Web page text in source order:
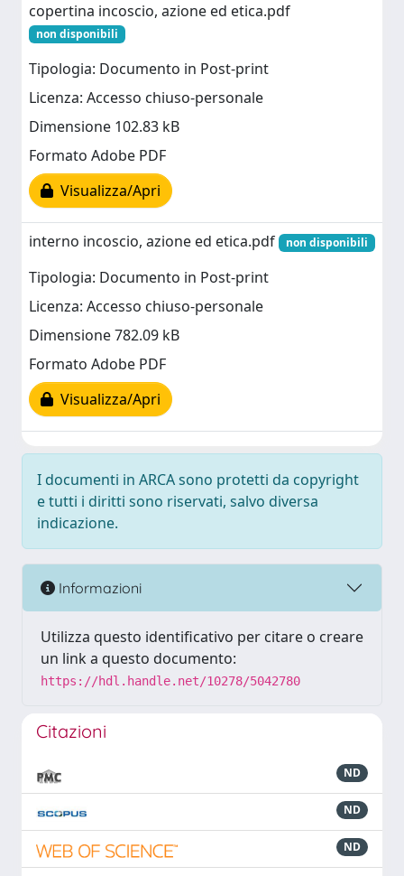
copertina incoscio, azione ed etica.pdf
non disponibili
Tipologia: Documento in Post-print
Licenza: Accesso chiuso-personale
Dimensione 102.83 kB
Formato Adobe PDF
Visualizza/Apri
interno incoscio, azione ed etica.pdf non disponibili
Tipologia: Documento in Post-print
Licenza: Accesso chiuso-personale
Dimensione 782.09 kB
Formato Adobe PDF
Visualizza/Apri
I documenti in ARCA sono protetti da copyright
e tutti i diritti sono riservati, salvo diversa
indicazione.
Informazioni
Utilizza questo identificativo per citare o creare
un link a questo documento:
https://hdl.handle.net/10278/5042780
Citazioni
ND
ND
ND